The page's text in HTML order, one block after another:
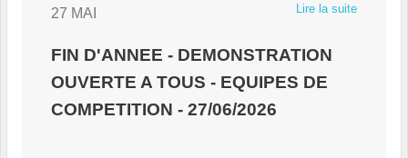
Lire la suite
27 MAI
FIN D'ANNEE - DEMONSTRATION
OUVERTE A TOUS - EQUIPES DE
COMPETITION - 27/06/2026